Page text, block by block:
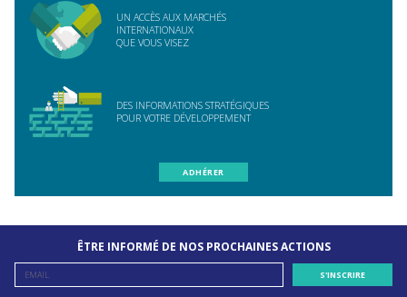
UN ACCÈS AUX MARCHÉS
INTERNATIONAUX
QUE VOUS VISEZ
DES INFORMATIONS STRATÉGIQUES
POUR VOTRE DÉVELOPPEMENT
ADHÉRER
ÊTRE INFORMÉ DE NOS PROCHAINES ACTIONS